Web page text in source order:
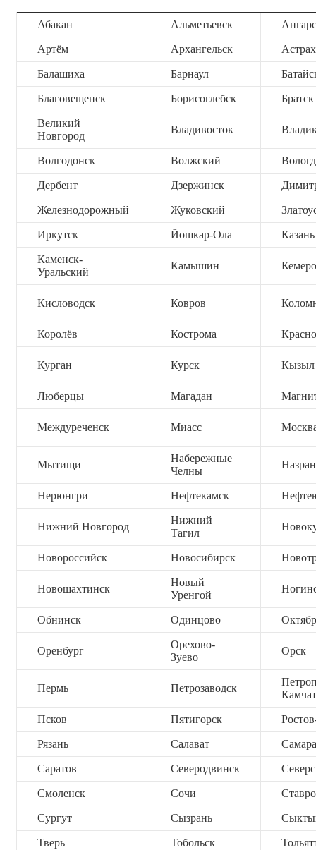
Абакан Альметьевск
Артём Архангельск
Балашиха Барнаул
Благовещенск Борисоглебск Братск
Великий
Новгород
Владивосток
Волгодонск Волжский
Дербент Дзержинск
Железнодорожный Жуковский
Иркутск Йошкар-Ола Казань
Каменск-
Уральский
Камышин
Кисловодск Ковров
Королёв Кострома
Курган Курск Кызыл
Люберцы Магадан
Междуреченск Миасс
Мытищи
Набережные
Челны
Нерюнгри Нефтекамск
Нижний Новгород
Нижний
Тагил
Новороссийск Новосибирск
Новошахтинск
Новый
Уренгой
Обнинск Одинцово
Оренбург
Орехово-
Зуево
Орск
Пермь Петрозаводск
Псков Пятигорск
Рязань Салават Самара
Саратов Северодвинск
Смоленск Сочи
Сургут Сызрань
Тверь Тобольск